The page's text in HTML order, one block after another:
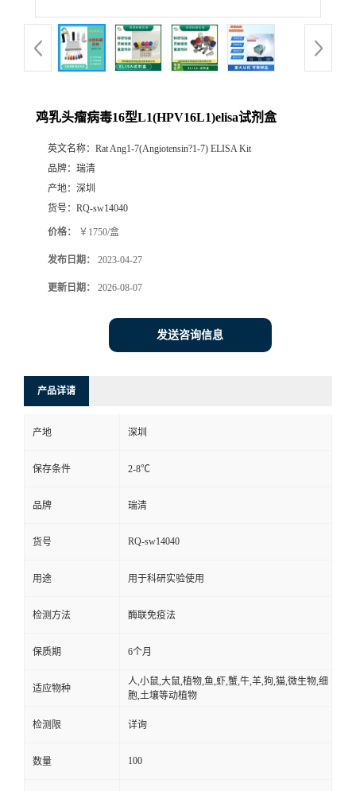
鸡乳头瘤病毒16型L1(HPV16L1)elisa试剂盒
英文名称： Rat Ang1-7(Angiotensin?1-7) ELISA Kit
品牌： 瑞清
产地： 深圳
货号： RQ-sw14040
价格： ￥1750/盒
发布日期： 2023-04-27
更新日期： 2026-08-07
发送咨询信息
产品详请
产地 深圳
保存条件 2-8℃
品牌 瑞清
货号 RQ-sw14040
用途 用于科研实验使用
检测方法 酶联免疫法
保质期 6个月
适应物种
人,小鼠,大鼠,植物,鱼,虾,蟹,牛,羊,狗,猫,微生物,细
胞,土壤等动植物
检测限 详询
数量 100